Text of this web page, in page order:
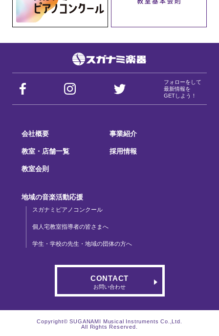
フォローをして
最新情報を
GETしよう！
会社概要 事業紹介
教室・店舗一覧 採用情報
教室会則
地域の音楽活動応援
スガナミピアノコンクール
個人宅教室指導者の皆さまへ
学生・学校の先生・地域の団体の方へ
CONTACT
お問い合わせ
Copyright© SUGANAMI Musical Instruments Co.,Ltd.
All Rights Reserved.